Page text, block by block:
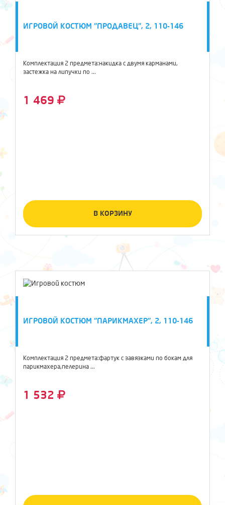
ИГРОВОЙ КОСТЮМ "ПРОДАВЕЦ", 2, 110-146
Комплектация 2 предмета:накидка с двумя карманами,
застежка на липучки по ...
1 469
В КОРЗИНУ
ИГРОВОЙ КОСТЮМ "ПАРИКМАХЕР", 2, 110-146
Комплектация 2 предмета:фартук с завязками по бокам для
парикмахера,пелерина ...
1 532